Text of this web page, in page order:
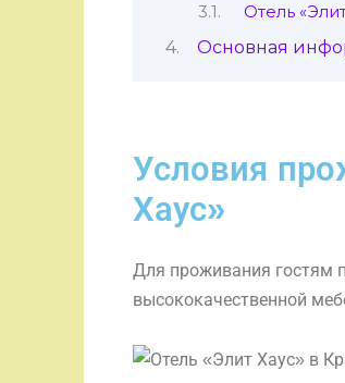
Отель
Основная
Условия
Хаус»
Для проживания гостям
высококачественной